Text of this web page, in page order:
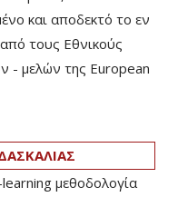
και αποδεκτό το εν
τους Εθνικούς
- μελών της European
μεθοδολογία